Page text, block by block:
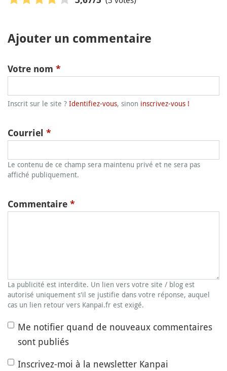
Ajouter un commentaire
Votre nom *
Inscrit sur le site ? Identifiez-vous, sinon inscrivez-vous !
Courriel *
Le contenu de ce champ sera maintenu privé et ne sera pas
affiché publiquement.
Commentaire *
La publicité est interdite. Un lien vers votre site / blog est
autorisé uniquement s'il se justifie dans votre réponse, auquel
cas un lien retour vers Kanpai.fr est exigé.
Me notifier quand de nouveaux commentaires
sont publiés
Inscrivez-moi à la newsletter Kanpai